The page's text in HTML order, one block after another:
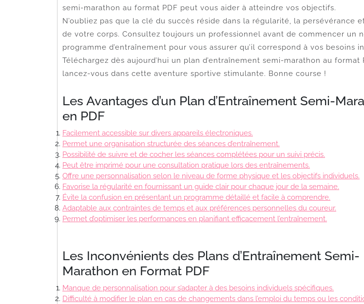
semi-marathon au format PDF peut vous aider à atteindre vos objectifs.
N’oubliez pas que la clé du succès réside dans la régularité, la persévérance
de votre corps. Consultez toujours un professionnel avant de commencer un
programme d’entraînement pour vous assurer qu’il correspond à vos besoins
Téléchargez dès aujourd’hui un plan d’entraînement semi-marathon au format
lancez-vous dans cette aventure sportive stimulante. Bonne course !
Les Avantages d’un Plan d’Entraînement Semi-
en PDF
Facilement accessible sur divers appareils électroniques.
Permet une organisation structurée des séances d’entraînement.
Possibilité de suivre et de cocher les séances complétées pour un suivi précis.
Peut être imprimé pour une consultation pratique lors des entraînements.
Offre une personnalisation selon le niveau de forme physique et les objectifs individuels.
Favorise la régularité en fournissant un guide clair pour chaque jour de la semaine.
Évite la confusion en présentant un programme détaillé et facile à comprendre.
Adaptable aux contraintes de temps et aux préférences personnelles du coureur.
Permet d’optimiser les performances en planifiant efficacement l’entraînement.
Les Inconvénients des Plans d’Entraînement Semi-
Marathon en Format PDF
Manque de personnalisation pour s’adapter à des besoins individuels spécifiques.
Difficulté à modifier le plan en cas de changements dans l’emploi du temps ou les